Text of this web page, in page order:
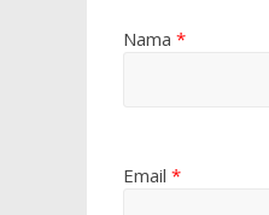
Nama *
Email *